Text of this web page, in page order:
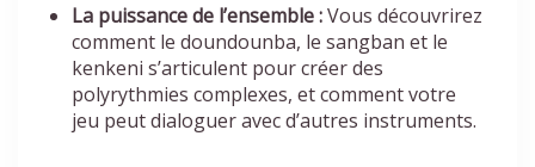
La puissance de l’ensemble :Vous découvrirez
comment le doundounba, le sangban et le
kenkeni s’articulent pour créer des
polyrythmies complexes, et comment votre
jeu peut dialoguer avec d’autres instruments.